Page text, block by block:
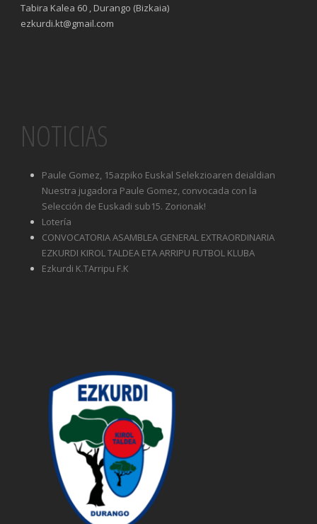
Tabira Kalea 60 , Durango (Bizkaia)
ezkurdi.kt@gmail.com
NOTICIAS
Paule Gomez, 15azpiko Euskal Selekzioaren deialdian
Nuestra jugadora Paule Gomez, convocada con la
Selección de Euskadi sub15. Zorionak!
Lotería
CONVOCATORIA ASAMBLEA GENERAL EXTRAORDINARIA
EZKURDI KIROL TALDEA ETA ARRIPU FUTBOL KLUBA
Ezkurdi K.TArripu F.K